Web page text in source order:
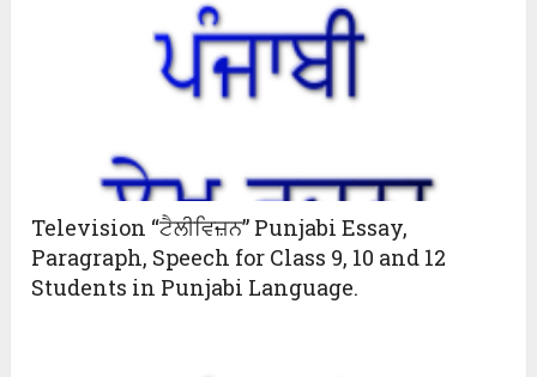
Television “ਟੈਲੀਵਿਜ਼ਨ” Punjabi Essay,
Paragraph, Speech for Class 9, 10 and 12
Students in Punjabi Language.